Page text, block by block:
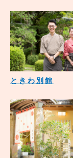
ときわ別館